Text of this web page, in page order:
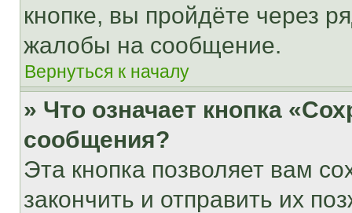
кнопке, вы пройдёте через
жалобы на сообщение.
Вернуться к началу
» Что означает кнопка
сообщения?
Эта кнопка позволяет вам
закончить и отправить их